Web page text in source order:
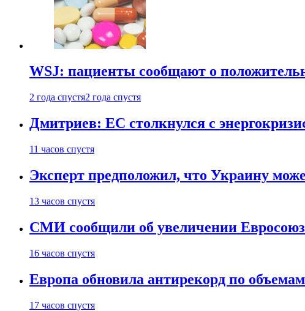
WSJ: пациенты сообщают о
2 года спустя2 года спустя
Дмитриев: ЕС столкнулся с
11 часов спустя
Эксперт предположил, что Украину
13 часов спустя
СМИ сообщили об увеличении
16 часов спустя
Европа обновила антирекорд по
17 часов спустя